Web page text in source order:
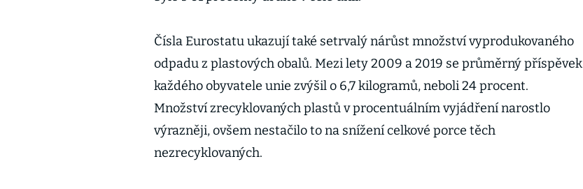
Čísla Eurostatu ukazují také setrvalý nárůst množství vyprodukovaného
odpadu z plastových obalů. Mezi lety 2009 a 2019 se průměrný příspěvek
každého obyvatele unie zvýšil o 6,7 kilogramů, neboli 24 procent.
Množství zrecyklovaných plastů v procentuálním vyjádření narostlo
výrazněji, ovšem nestačilo to na snížení celkové porce těch
nezrecyklovaných.